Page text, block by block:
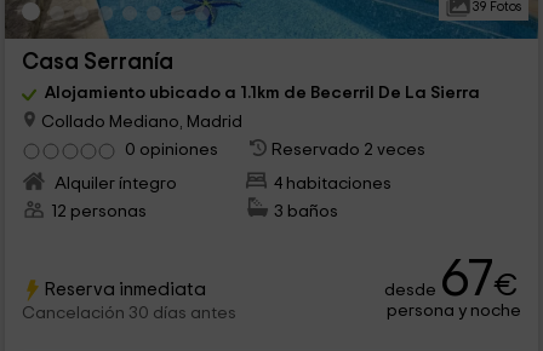
39 Fotos
Casa Serranía
Alojamiento ubicado a 1.1km de Becerril De La Sierra
Collado Mediano, Madrid
0 opiniones
Reservado 2 veces
Alquiler íntegro
4 habitaciones
12 personas
3 baños
Reserva inmediata
Cancelación 30 días antes
desde 67€
persona y noche